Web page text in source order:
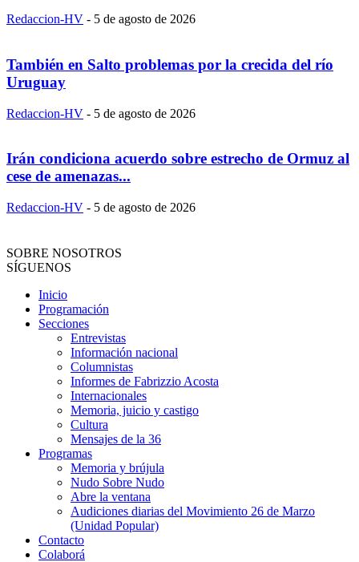
Redaccion-HV - 5 de agosto de 2026
También en Salto problemas por la crecida del río
Uruguay
Redaccion-HV - 5 de agosto de 2026
Irán condiciona acuerdo sobre estrecho de Ormuz al
cese de amenazas...
Redaccion-HV - 5 de agosto de 2026
SOBRE NOSOTROS
SÍGUENOS
Inicio
Programación
Secciones
Entrevistas
Información nacional
Columnistas
Informes de Fabrizzio Acosta
Internacionales
Memoria, juicio y castigo
Cultura
Mensajes de la 36
Programas
Memoria y brújula
Nudo Sobre Nudo
Abre la ventana
Audiciones diarias del Movimiento 26 de Marzo
(Unidad Popular)
Contacto
Colaborá